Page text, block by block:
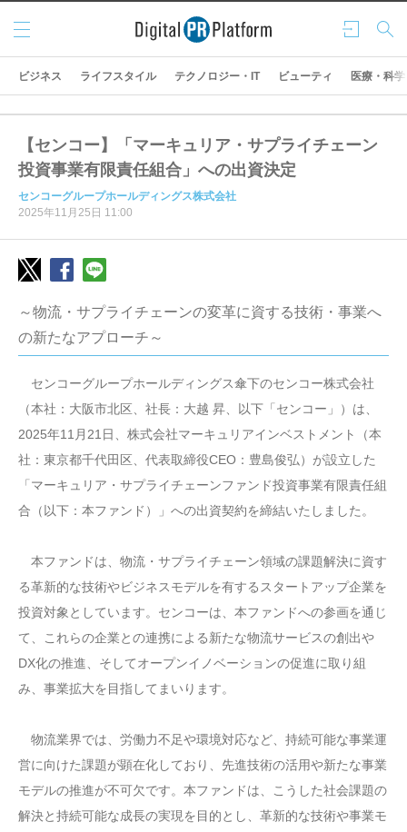
ログ
イン
検索
メニ
ュー
ビジネス ライフスタイル テクノロジー・IT ビューティ 医療・科学
【センコー】「マーキュリア・サプライチェーン
投資事業有限責任組合」への出資決定
センコーグループホールディングス株式会社
2025年11月25日 11:00
～物流・サプライチェーンの変革に資する技術・事業へ
の新たなアプローチ～
センコーグループホールディングス傘下のセンコー株式会社
（本社：大阪市北区、社長：大越 昇、以下「センコー」）は、
2025年11月21日、株式会社マーキュリアインベストメント（本
社：東京都千代田区、代表取締役CEO：豊島俊弘）が設立した
「マーキュリア・サプライチェーンファンド投資事業有限責任組
合（以下：本ファンド）」への出資契約を締結いたしました。
本ファンドは、物流・サプライチェーン領域の課題解決に資す
る革新的な技術やビジネスモデルを有するスタートアップ企業を
投資対象としています。センコーは、本ファンドへの参画を通じ
て、これらの企業との連携による新たな物流サービスの創出や
DX化の推進、そしてオープンイノベーションの促進に取り組
み、事業拡大を目指してまいります。
物流業界では、労働力不足や環境対応など、持続可能な事業運
営に向けた課題が顕在化しており、先進技術の活用や新たな事業
モデルの推進が不可欠です。本ファンドは、こうした社会課題の
解決と持続可能な成長の実現を目的とし、革新的な技術や事業モ